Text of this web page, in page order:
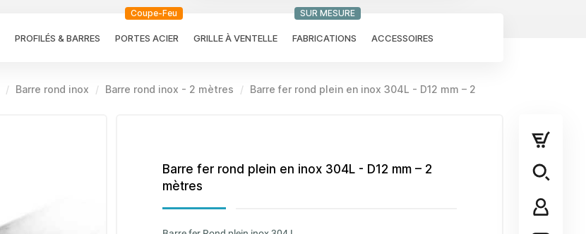
PROFILÉS & BARRES PORTES ACIER
Coupe-Feu
GRILLE À VENTELLE FABRICATIONS
SUR MESURE
ACCESSOIRES
Barre rond inox Barre rond inox - 2 mètres
Barre fer rond plein en inox 304L - D12 mm – 2
Barre fer rond plein en inox 304L - D12 mm – 2
mètres